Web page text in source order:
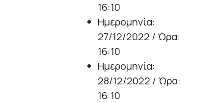
16:10
Ημερομηνία:
27/12/2022 / Ώρα:
16:10
Ημερομηνία:
28/12/2022 / Ώρα:
16:10